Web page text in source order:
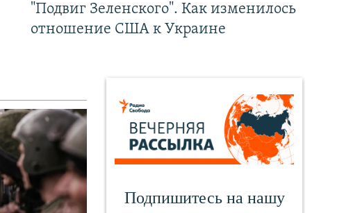
"Подвиг Зеленского". Как изменилось
отношение США к Украине